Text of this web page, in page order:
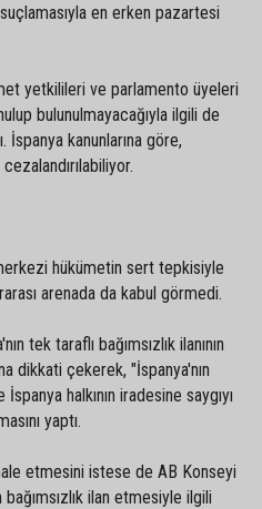
en erken pazartesi
yetkilileri ve parlamento üyeleri
bulunulmayacağıyla ilgili de
İspanya kanunlarına göre,
hükümetin sert tepkisiyle
arenada da kabul görmedi.
tek taraflı bağımsızlık ilanının
dikkati çekerek, "İspanya'nın
halkının iradesine saygıyı
yaptı.
etmesini istese de AB Konseyi
bağımsızlık ilan etmesiyle ilgili